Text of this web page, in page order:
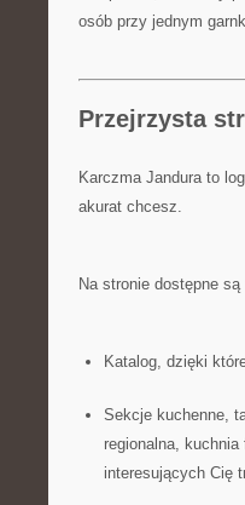
osób przy jednym
Przejrzysta
Karczma Jandura to
akurat chcesz.
Na stronie dostępne są
Katalog, dzięki
Sekcje kuchenne,
regionalna,
interesujących Cię